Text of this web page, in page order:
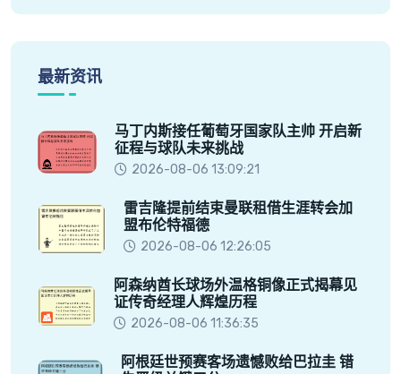
最新资讯
马丁内斯接任葡萄牙国家队主帅 开启新
征程与球队未来挑战
2026-08-06 13:09:21
雷吉隆提前结束曼联租借生涯转会加
盟布伦特福德
2026-08-06 12:26:05
阿森纳酋长球场外温格铜像正式揭幕见
证传奇经理人辉煌历程
2026-08-06 11:36:35
阿根廷世预赛客场遗憾败给巴拉圭 错